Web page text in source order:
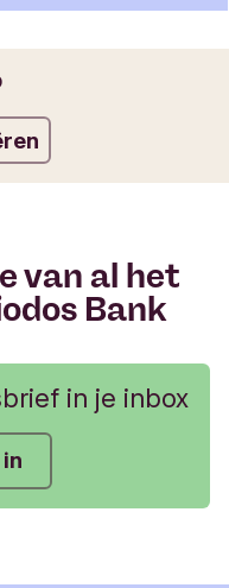
van al het
Bank
in je inbox